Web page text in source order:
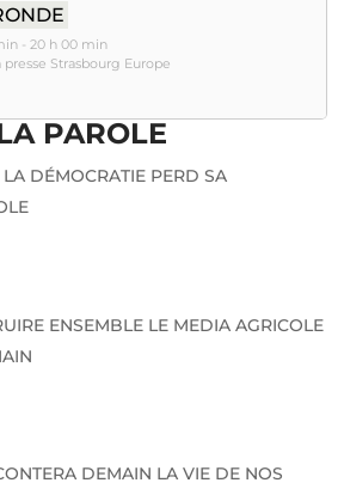
- 20 h 00 min
presse Strasbourg Europe
PAROLE
DÉMOCRATIE PERD SA
ENSEMBLE LE MEDIA AGRICOLE
DEMAIN LA VIE DE NOS